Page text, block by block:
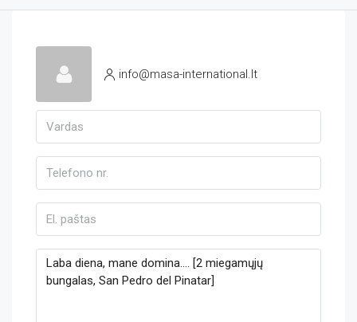
info@masa-international.lt